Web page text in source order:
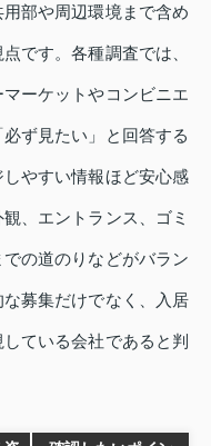
部や周辺環境まで含め
です。各種調査では、
ーケットやコンビニエ
ず見たい」と回答する
やすい情報ほど安心感
、エントランス、ゴミ
の道のりなどがバラン
募集だけでなく、入居
ている会社であると判